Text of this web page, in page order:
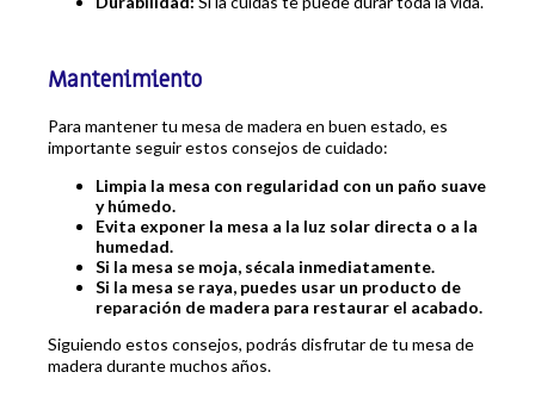
Mantenimiento
Para mantener tu mesa de madera en buen estado, es
importante seguir estos consejos de cuidado:
Limpia la mesa con regularidad con un paño suave
y húmedo.
Evita exponer la mesa a la luz solar directa o a la
humedad.
Si la mesa se moja, sécala inmediatamente.
Si la mesa se raya, puedes usar un producto de
reparación de madera para restaurar el acabado.
Siguiendo estos consejos, podrás disfrutar de tu mesa de
madera durante muchos años.